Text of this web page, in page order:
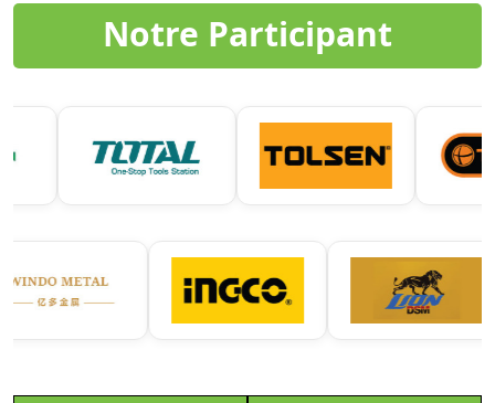
Notre Participant